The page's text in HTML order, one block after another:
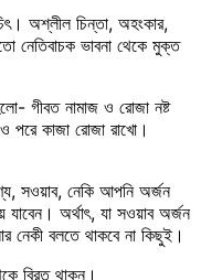
অশ্লীল চিন্তা, অহংকার,
নেতিবাচক ভাবনা থেকে মুক্ত
গীবত নামাজ ও রোজা নষ্ট
পরে কাজা রোজা রাখো।
সওয়াব, নেকি আপনি অর্জন
অর্থাৎ, যা সওয়াব অর্জন
নেকী বলতে থাকবে না কিছুই।
বিরত থাকুন।